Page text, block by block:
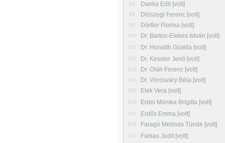
97 Danka Edit [volt]
98 Diószegi Ferenc [volt]
99 Dörfler Florina [volt]
100 Dr. Bartos-Elekes István [volt]
101 Dr. Horváth Gizella [volt]
102 Dr. Kessler Jenő [volt]
103 Dr. Oláh Ferenc [volt]
104 Dr. Vörösváry Béla [volt]
105 Elek Vera [volt]
106 Erdei Mónika Brigitta [volt]
107 Erdős Emma [volt]
108 Faragó Melinda Tünde [volt]
109 Farkas Judit [volt]